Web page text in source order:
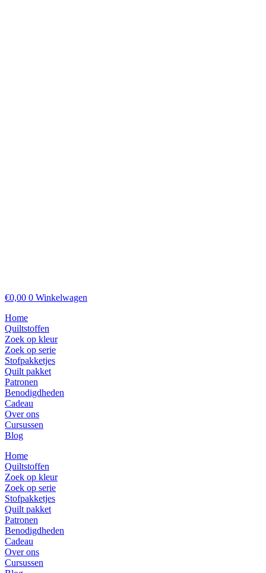
€0,00 0 Winkelwagen
Home
Quiltstoffen
Zoek op kleur
Zoek op serie
Stofpakketjes
Quilt pakket
Patronen
Benodigdheden
Cadeau
Over ons
Cursussen
Blog
Home
Quiltstoffen
Zoek op kleur
Zoek op serie
Stofpakketjes
Quilt pakket
Patronen
Benodigdheden
Cadeau
Over ons
Cursussen